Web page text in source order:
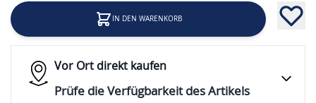
IN DEN WARENKORB
Vor Ort direkt kaufen
Prüfe die Verfügbarkeit des Artikels